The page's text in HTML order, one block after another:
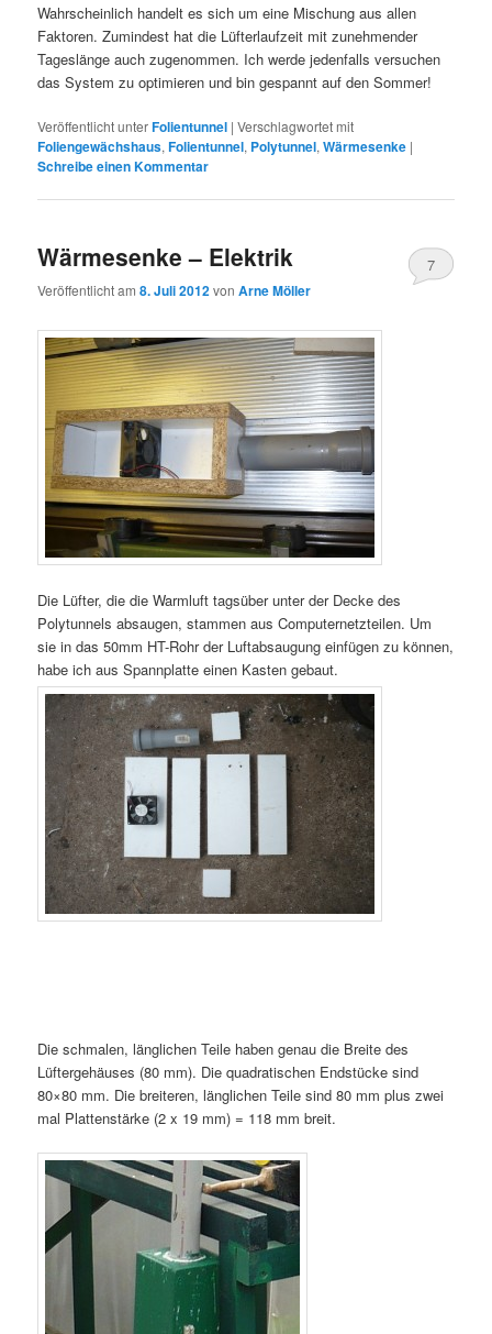
Wahrscheinlich handelt es sich um eine Mischung aus allen
Faktoren. Zumindest hat die Lüfterlaufzeit mit zunehmender
Tageslänge auch zugenommen. Ich werde jedenfalls versuchen
das System zu optimieren und bin gespannt auf den Sommer!
Veröffentlicht unterFolientunnel |Verschlagwortet mit
Foliengewächshaus,Folientunnel, Polytunnel,Wärmesenke |
Schreibe einen Kommentar
Wärmesenke – Elektrik
Veröffentlicht am8. Juli 2012vonArne Möller
7
Die Lüfter, die die Warmluft tagsüber unter der Decke des
Polytunnels absaugen, stammen aus Computernetzteilen. Um
sie in das 50mm HT-Rohr der Luftabsaugung einfügen zu können,
habe ich aus Spannplatte einen Kasten gebaut.
Die schmalen, länglichen Teile haben genau die Breite des
Lüftergehäuses (80 mm). Die quadratischen Endstücke sind
80×80 mm. Die breiteren, länglichen Teile sind 80 mm plus zwei
mal Plattenstärke (2 x 19 mm) = 118 mm breit.